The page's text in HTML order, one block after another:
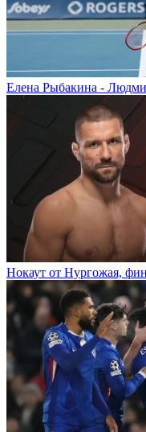
Елена Рыбакина -
Нокаут от Нургожая,